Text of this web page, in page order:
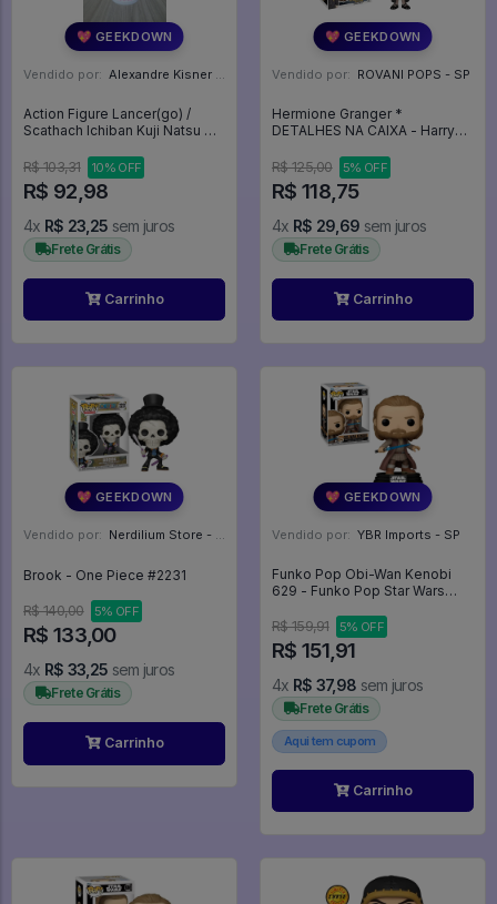
💖 GEEKDOWN
Vendido por: Alexandre Kisner - PR
Action Figure Lancer(go) /
Scathach Ichiban Kuji Natsu Da!
Summer Banpresto -
FATE/GRAND ORDER
R$ 103,31 10% OFF
R$ 92,98
4x R$ 23,25 sem juros
Frete Grátis
Carrinho
💖 GEEKDOWN
Vendido por: ROVANI POPS - SP
Hermione Granger *
DETALHES NA CAIXA - Harry
R$ 125,00
5% OFF
R$ 118,75
4x R$ 29,69 sem juros
Frete Grátis
Carrinho
💖 GEEKDOWN
Vendido por: Nerdilium Store - SP
Brook - One Piece #2231
R$ 140,00 5% OFF
R$ 133,00
4x R$ 33,25 sem juros
Frete Grátis
Carrinho
💖 GEEKDOWN
Vendido por: YBR Imports - SP
Funko Pop Obi-Wan Kenobi
629 - Funko Pop Star Wars
R$ 159,91
5% OFF
R$ 151,91
4x R$ 37,98 sem juros
Frete Grátis
Aqui tem cupom
Carrinho